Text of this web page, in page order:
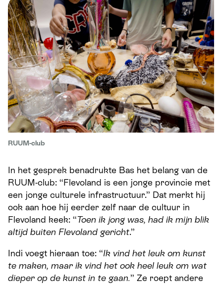
RUUM-club
In het gesprek benadrukte Bas het belang van de
RUUM-club: “Flevoland is een jonge provincie met
een jonge culturele infrastructuur.” Dat merkt hij
ook aan hoe hij eerder zelf naar de cultuur in
Flevoland keek: “Toen ik jong was, had ik mijn blik
altijd buiten Flevoland gericht.”
Indi voegt hieraan toe: “Ik vind het leuk om kunst
te maken, maar ik vind het ook heel leuk om wat
dieper op de kunst in te gaan.” Ze roept andere